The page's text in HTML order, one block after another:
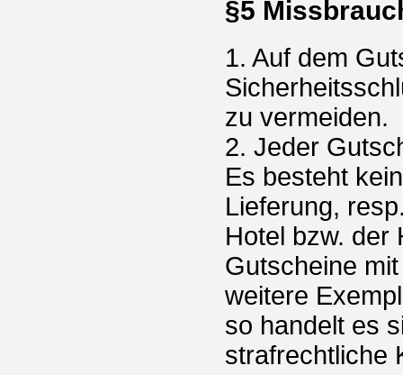
§5
1. Auf dem
zu vermeiden.
2. Jeder
Es besteht
Lieferung,
Hotel bzw. der
Gutscheine
weitere
so handelt es
strafrechtliche